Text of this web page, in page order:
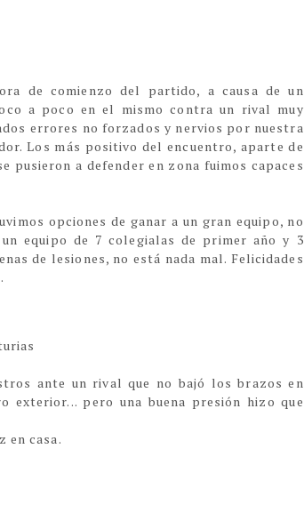
de comienzo del partido, a causa de un
a poco en el mismo contra un rival muy
errores no forzados y nervios por nuestra
Los más positivo del encuentro, aparte de
pusieron a defender en zona fuimos capaces
opciones de ganar a un gran equipo, no
equipo de 7 colegialas de primer año y 3
de lesiones, no está nada mal. Felicidades
ante un rival que no bajó los brazos en
exterior... pero una buena presión hizo que
en casa.